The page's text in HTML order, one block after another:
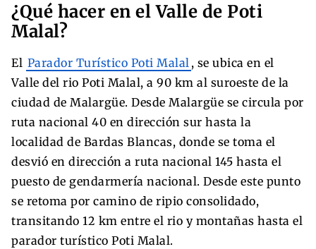
¿Qué hacer en el Valle de Poti
Malal?
El Parador Turístico Poti Malal , se ubica en el
Valle del rio Poti Malal, a 90 km al suroeste de la
ciudad de Malargüe. Desde Malargüe se circula por
ruta nacional 40 en dirección sur hasta la
localidad de Bardas Blancas, donde se toma el
desvió en dirección a ruta nacional 145 hasta el
puesto de gendarmería nacional. Desde este punto
se retoma por camino de ripio consolidado,
transitando 12 km entre el rio y montañas hasta el
parador turístico Poti Malal.